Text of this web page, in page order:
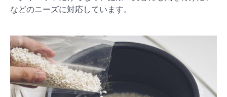
などのニーズに対応しています。